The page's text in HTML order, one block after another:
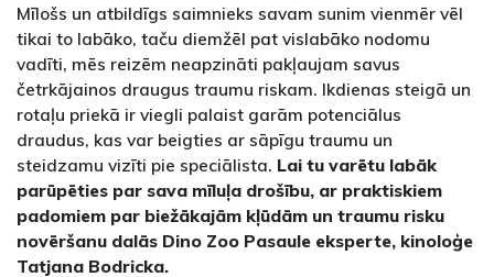
Mīlošs un atbildīgs saimnieks savam sunim vienmēr vēl
tikai to labāko, taču diemžēl pat vislabāko nodomu
vadīti, mēs reizēm neapzināti pakļaujam savus
četrkājainos draugus traumu riskam. Ikdienas steigā un
rotaļu priekā ir viegli palaist garām potenciālus
draudus, kas var beigties ar sāpīgu traumu un
steidzamu vizīti pie speciālista. Lai tu varētu labāk
parūpēties par sava mīluļa drošību, ar praktiskiem
padomiem par biežākajām kļūdām un traumu risku
novēršanu dalās Dino Zoo Pasaule eksperte, kinoloģe
Tatjana Bodricka.